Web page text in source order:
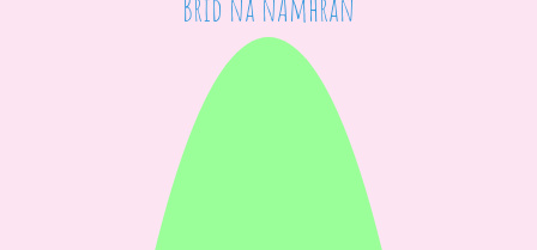
Bríd na nAmhrán